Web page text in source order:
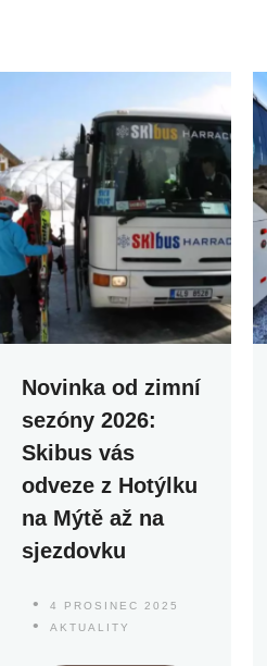
Novinka od zimní
sezóny 2026:
Skibus vás
odveze z Hotýlku
na Mýtě až na
sjezdovku
4 PROSINEC 2025
AKTUALITY